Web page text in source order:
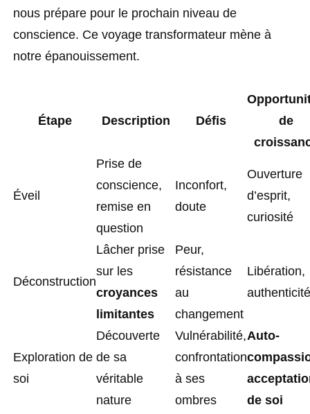
nous prépare pour le prochain niveau de
conscience. Ce voyage transformateur mène à
notre épanouissement.
Étape Description Défis
de
Éveil
Prise de
conscience,
remise en
question
Inconfort,
doute
Ouverture
d’esprit,
curiosité
Déconstruction
Lâcher prise
sur les
croyances
limitantes
Peur,
résistance
au
changement
Libération,
authenticité
Exploration de
soi
Découverte
de sa
véritable
nature
Vulnérabilité,
confrontation
à ses
ombres
Auto-
de soi